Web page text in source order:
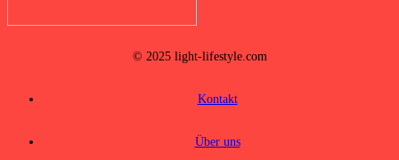
© 2025 light-lifestyle.com
Kontakt
Über uns